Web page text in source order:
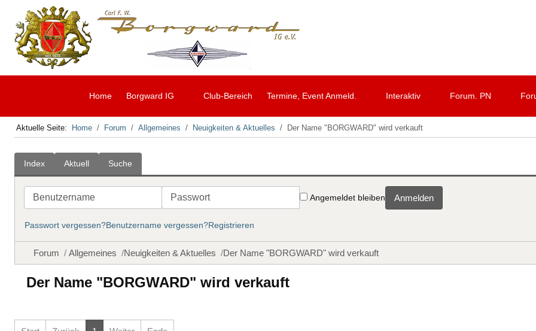
Home Borgward IG Club-Bereich Termine, Event Anmeld. Interaktiv Forum. PN
Aktuelle Seite: Home Forum Allgemeines Neuigkeiten & Aktuelles Der Name "BORGWARD" wird verkauft
Index Aktuell Suche
Benutzername Passwort
Angemeldet bleiben Anmelden
Passwort vergessen?Benutzername vergessen?Registrieren
Forum Allgemeines Neuigkeiten & Aktuelles Der Name "BORGWARD" wird verkauft
Der Name "BORGWARD" wird verkauft